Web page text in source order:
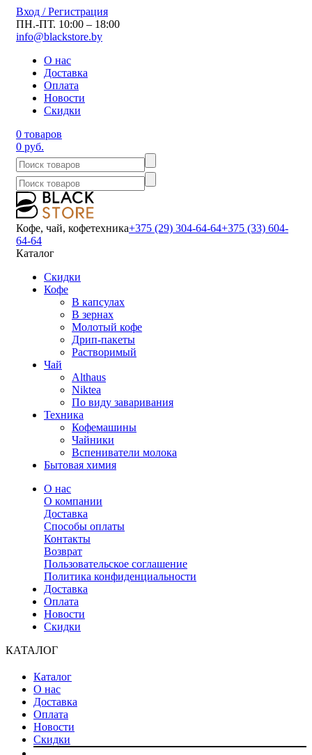
Вход / Регистрация
ПН.-ПТ. 10:00 – 18:00
info@blackstore.by
О нас
Доставка
Оплата
Новости
Скидки
0 товаров
0 руб.
Кофе, чай, кофетехника+375 (29) 304-64-64+375 (33) 604-
64-64
Каталог
Скидки
Кофе
В капсулах
В зернах
Молотый кофе
Дрип-пакеты
Растворимый
Чай
Althaus
Niktea
По виду заваривания
Техника
Кофемашины
Чайники
Вспениватели молока
Бытовая химия
О нас
О компании
Доставка
Способы оплаты
Контакты
Возврат
Пользовательское соглашение
Политика конфиденциальности
Доставка
Оплата
Новости
Скидки
КАТАЛОГ
Каталог
О нас
Доставка
Оплата
Новости
Скидки